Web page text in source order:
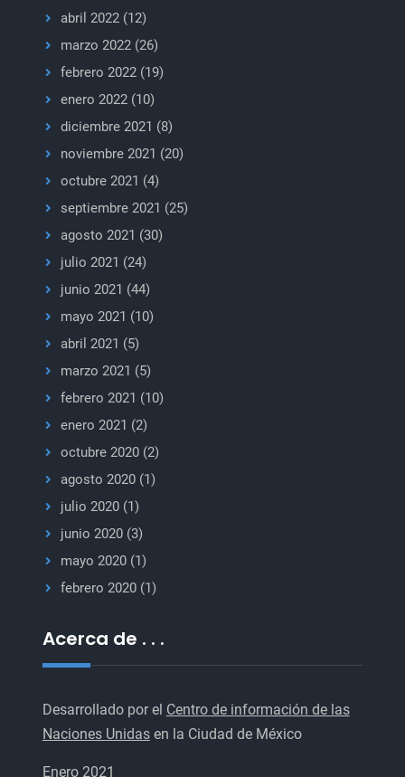
abril 2022(12)
marzo 2022(26)
febrero 2022(19)
enero 2022(10)
diciembre 2021 (8)
noviembre 2021 (20)
octubre 2021 (4)
septiembre 2021 (25)
agosto 2021 (30)
julio 2021 (24)
junio 2021 (44)
mayo 2021 (10)
abril 2021 (5)
marzo 2021 (5)
febrero 2021 (10)
enero 2021 (2)
octubre 2020(2)
agosto 2020(1)
julio 2020(1)
junio 2020(3)
mayo 2020(1)
febrero 2020(1)
Acerca de . . .
Desarrollado por el Centro de información de las
Naciones Unidasen la Ciudad de México
Enero 2021